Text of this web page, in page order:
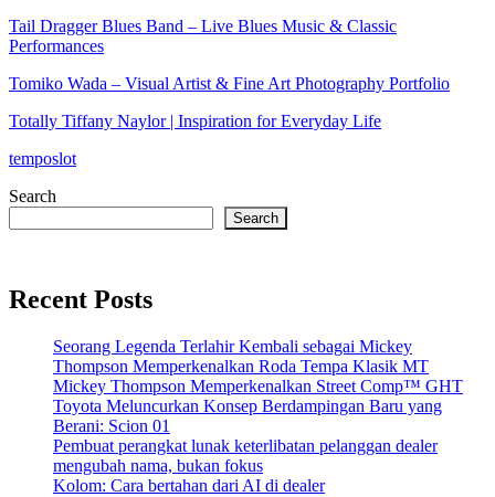
Tail Dragger Blues Band – Live Blues Music & Classic
Performances
Tomiko Wada – Visual Artist & Fine Art Photography Portfolio
Totally Tiffany Naylor | Inspiration for Everyday Life
temposlot
Search
Search
Recent Posts
Seorang Legenda Terlahir Kembali sebagai Mickey
Thompson Memperkenalkan Roda Tempa Klasik MT
Mickey Thompson Memperkenalkan Street Comp™ GHT
Toyota Meluncurkan Konsep Berdampingan Baru yang
Berani: Scion 01
Pembuat perangkat lunak keterlibatan pelanggan dealer
mengubah nama, bukan fokus
Kolom: Cara bertahan dari AI di dealer